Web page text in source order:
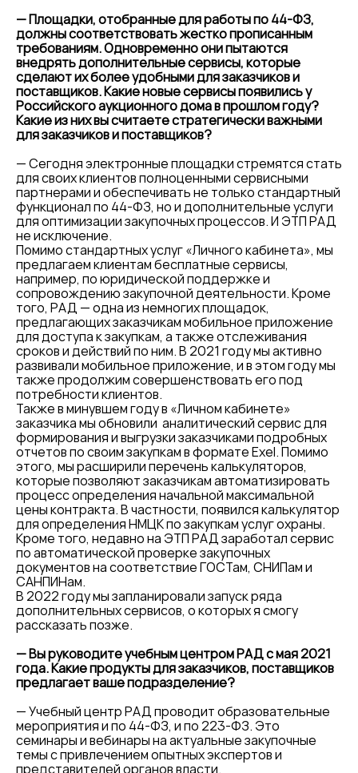
— Площадки, отобранные для работы по 44-ФЗ,
должны соответствовать жестко прописанным
требованиям. Одновременно они пытаются
внедрять дополнительные сервисы, которые
сделают их более удобными для заказчиков и
поставщиков. Какие новые сервисы появились у
Российского аукционного дома в прошлом году?
Какие из них вы считаете стратегически важными
для заказчиков и поставщиков?
— Сегодня электронные площадки стремятся стать
для своих клиентов полноценными сервисными
партнерами и обеспечивать не только стандартный
функционал по 44-ФЗ, но и дополнительные услуги
для оптимизации закупочных процессов. И ЭТП РАД
не исключение.
Помимо стандартных услуг «Личного кабинета», мы
предлагаем клиентам бесплатные сервисы,
например, по юридической поддержке и
сопровождению закупочной деятельности. Кроме
того, РАД — одна из немногих площадок,
предлагающих заказчикам мобильное приложение
для доступа к закупкам, а также отслеживания
сроков и действий по ним. В 2021 году мы активно
развивали мобильное приложение, и в этом году мы
также продолжим совершенствовать его под
потребности клиентов.
Также в минувшем году в «Личном кабинете»
заказчика мы обновили аналитический сервис для
формирования и выгрузки заказчиками подробных
отчетов по своим закупкам в формате Exel. Помимо
этого, мы расширили перечень калькуляторов,
которые позволяют заказчикам автоматизировать
процесс определения начальной максимальной
цены контракта. В частности, появился калькулятор
для определения НМЦК по закупкам услуг охраны.
Кроме того, недавно на ЭТП РАД заработал сервис
по автоматической проверке закупочных
документов на соответствие ГОСТам, СНИПам и
САНПИНам.
В 2022 году мы запланировали запуск ряда
дополнительных сервисов, о которых я смогу
рассказать позже.
— Вы руководите учебным центром РАД с мая 2021
года. Какие продукты для заказчиков, поставщиков
предлагает ваше подразделение?
— Учебный центр РАД проводит образовательные
мероприятия и по 44-ФЗ, и по 223-ФЗ. Это
семинары и вебинары на актуальные закупочные
темы с привлечением опытных экспертов и
представителей органов власти.